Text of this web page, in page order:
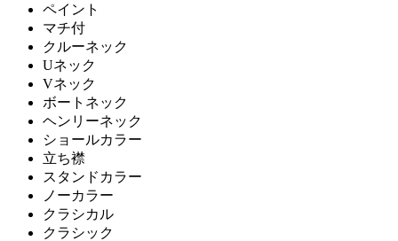
ペイント
マチ付
クルーネック
Uネック
Vネック
ボートネック
ヘンリーネック
ショールカラー
立ち襟
スタンドカラー
ノーカラー
クラシカル
クラシック